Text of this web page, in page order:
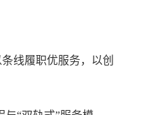
线履职优服务，以创